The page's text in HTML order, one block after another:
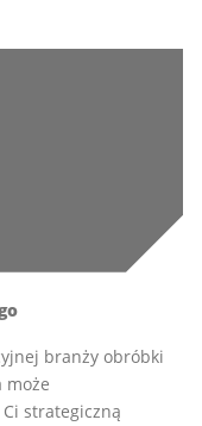
branży obróbki
może
strategiczną